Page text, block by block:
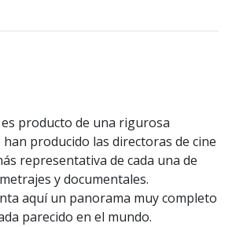
producto de una rigurosa
producido las directoras de cine
representativa de cada una de
y documentales.
aquí un panorama muy completo
parecido en el mundo.